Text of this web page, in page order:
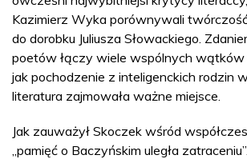
Kazimierz Wyka porównywali
do dorobku Juliusza Słowackiego.
poetów łączy wiele wspólnych wątków
jak pochodzenie z inteligenckich rodzin
literatura zajmowała ważne miejsce.
Jak zauważył Skoczek wśród
„pamięć o Baczyńskim uległa